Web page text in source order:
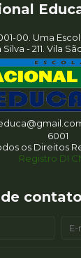
00. Uma
- 211. Vila
6001
os Direitos
Registro DI
contato